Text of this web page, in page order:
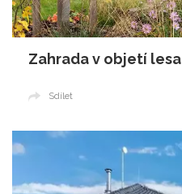
Zahrada v objetí lesa
Sdílet